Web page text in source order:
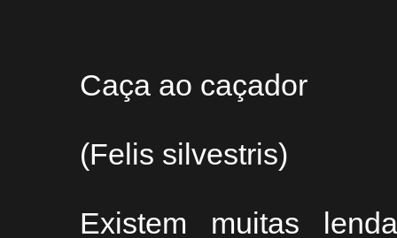
Caça ao caçador
(Felis silvestris)
Existem muitas